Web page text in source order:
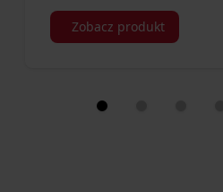
Zobacz produkt